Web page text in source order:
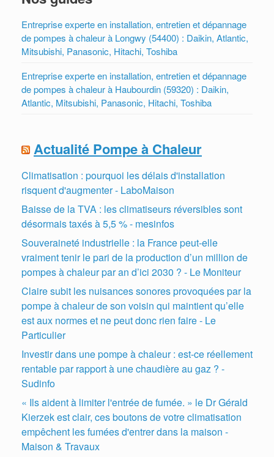
Entreprise experte en installation, entretien et dépannage
de pompes à chaleur à Longwy (54400) : Daikin, Atlantic,
Mitsubishi, Panasonic, Hitachi, Toshiba
Entreprise experte en installation, entretien et dépannage
de pompes à chaleur à Haubourdin (59320) : Daikin,
Atlantic, Mitsubishi, Panasonic, Hitachi, Toshiba
Actualité Pompe à Chaleur
Climatisation : pourquoi les délais d'installation
risquent d'augmenter - LaboMaison
Baisse de la TVA : les climatiseurs réversibles sont
désormais taxés à 5,5 % - mesinfos
Souveraineté industrielle : la France peut-elle
vraiment tenir le pari de la production d’un million de
pompes à chaleur par an d’ici 2030 ? - Le Moniteur
Claire subit les nuisances sonores provoquées par la
pompe à chaleur de son voisin qui maintient qu’elle
est aux normes et ne peut donc rien faire - Le
Particulier
Investir dans une pompe à chaleur : est-ce réellement
rentable par rapport à une chaudière au gaz ? -
Sudinfo
« Ils aident à limiter l'entrée de fumée. » le Dr Gérald
Kierzek est clair, ces boutons de votre climatisation
empêchent les fumées d'entrer dans la maison -
Maison & Travaux